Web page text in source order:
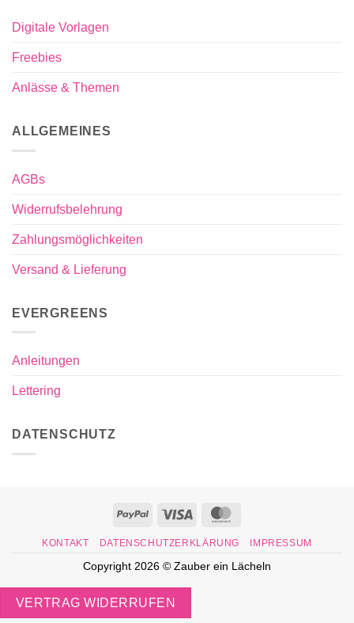
Digitale Vorlagen
Freebies
Anlässe & Themen
ALLGEMEINES
AGBs
Widerrufsbelehrung
Zahlungsmöglichkeiten
Versand & Lieferung
EVERGREENS
Anleitungen
Lettering
DATENSCHUTZ
PayPal Visa
KONTAKT DATENSCHUTZERKLÄRUNG IMPRESSUM
Copyright 2026 © Zauber ein Lächeln
VERTRAG WIDERRUFEN